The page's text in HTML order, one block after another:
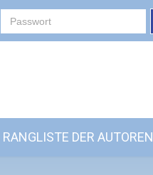
RANGLISTE DER AUTOREN